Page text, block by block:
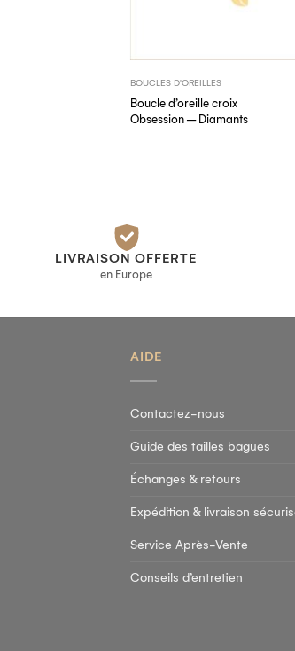
BOUCLES D'OREILLES
Boucle d’oreille croix
Obsession – Diamants
LIVRAISON OFFERTE
en Europe
AIDE
Contactez-nous
Guide des tailles bagues
Échanges & retours
Expédition & livraison
Service Après-Vente
Conseils d’entretien